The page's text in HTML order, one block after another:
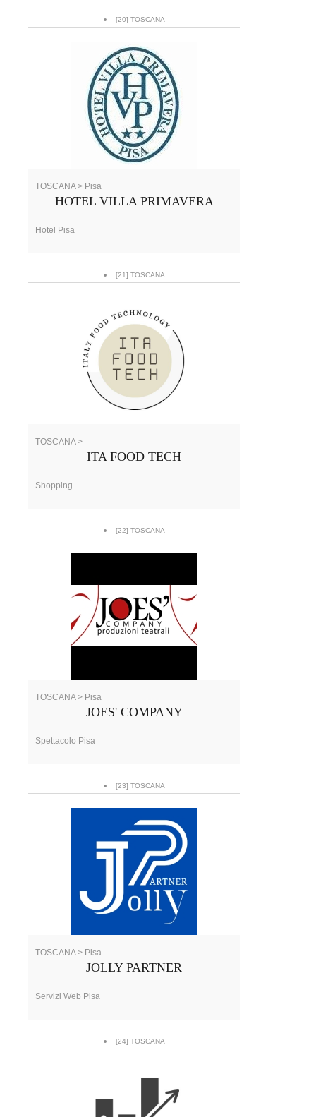
[20] TOSCANA
TOSCANA > Pisa
HOTEL VILLA PRIMAVERA
Hotel Pisa
[21] TOSCANA
TOSCANA >
ITA FOOD TECH
Shopping
[22] TOSCANA
TOSCANA > Pisa
JOES' COMPANY
Spettacolo Pisa
[23] TOSCANA
TOSCANA > Pisa
JOLLY PARTNER
Servizi Web Pisa
[24] TOSCANA